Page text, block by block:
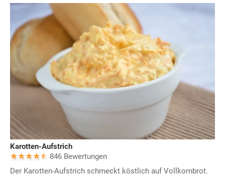
Karotten-Aufstrich
846 Bewertungen
Der Karotten-Aufstrich schmeckt köstlich auf Vollkornbrot.